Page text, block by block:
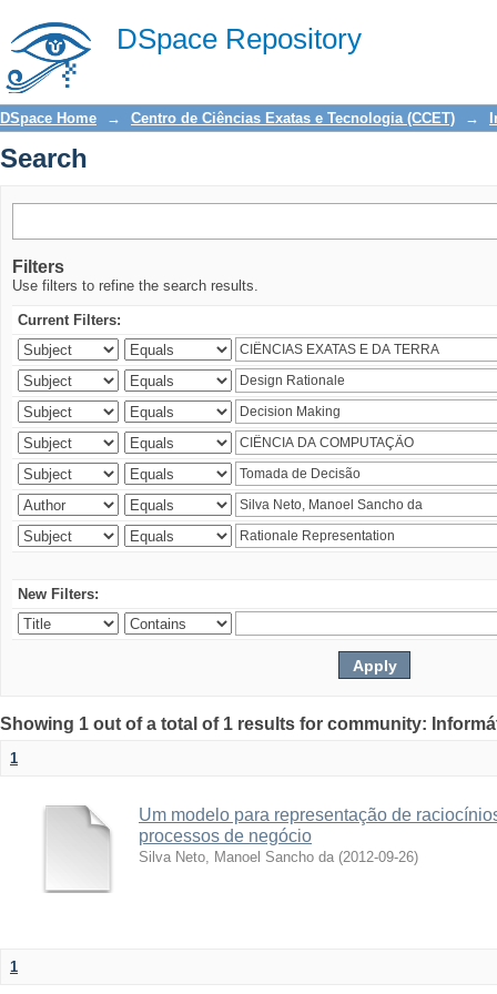
DSpace Repository
Search
DSpace Home → Centro de Ciências Exatas e Tecnologia (CCET) →
Search
Filters
Use filters to refine the search results.
Current Filters:
New Filters:
Showing 1 out of a total of 1 results for community:
1
Um modelo para representação de
processos de negócio
Silva Neto, Manoel Sancho da (2012-09-26)
1